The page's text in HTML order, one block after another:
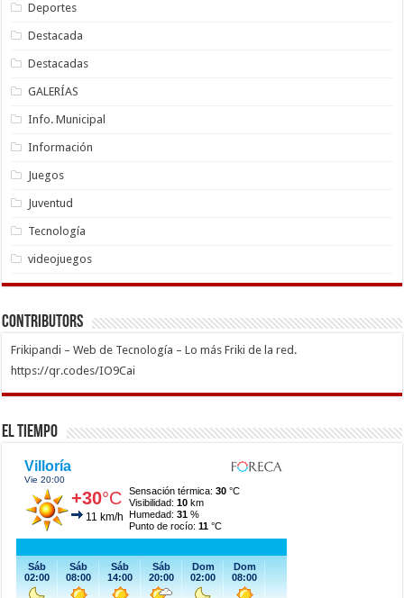
Deportes
Destacada
Destacadas
GALERÍAS
Info. Municipal
Información
Juegos
Juventud
Tecnología
videojuegos
Contributors
Frikipandi – Web de Tecnología – Lo más Friki de la red.
https://qr.codes/IO9Cai
El Tiempo